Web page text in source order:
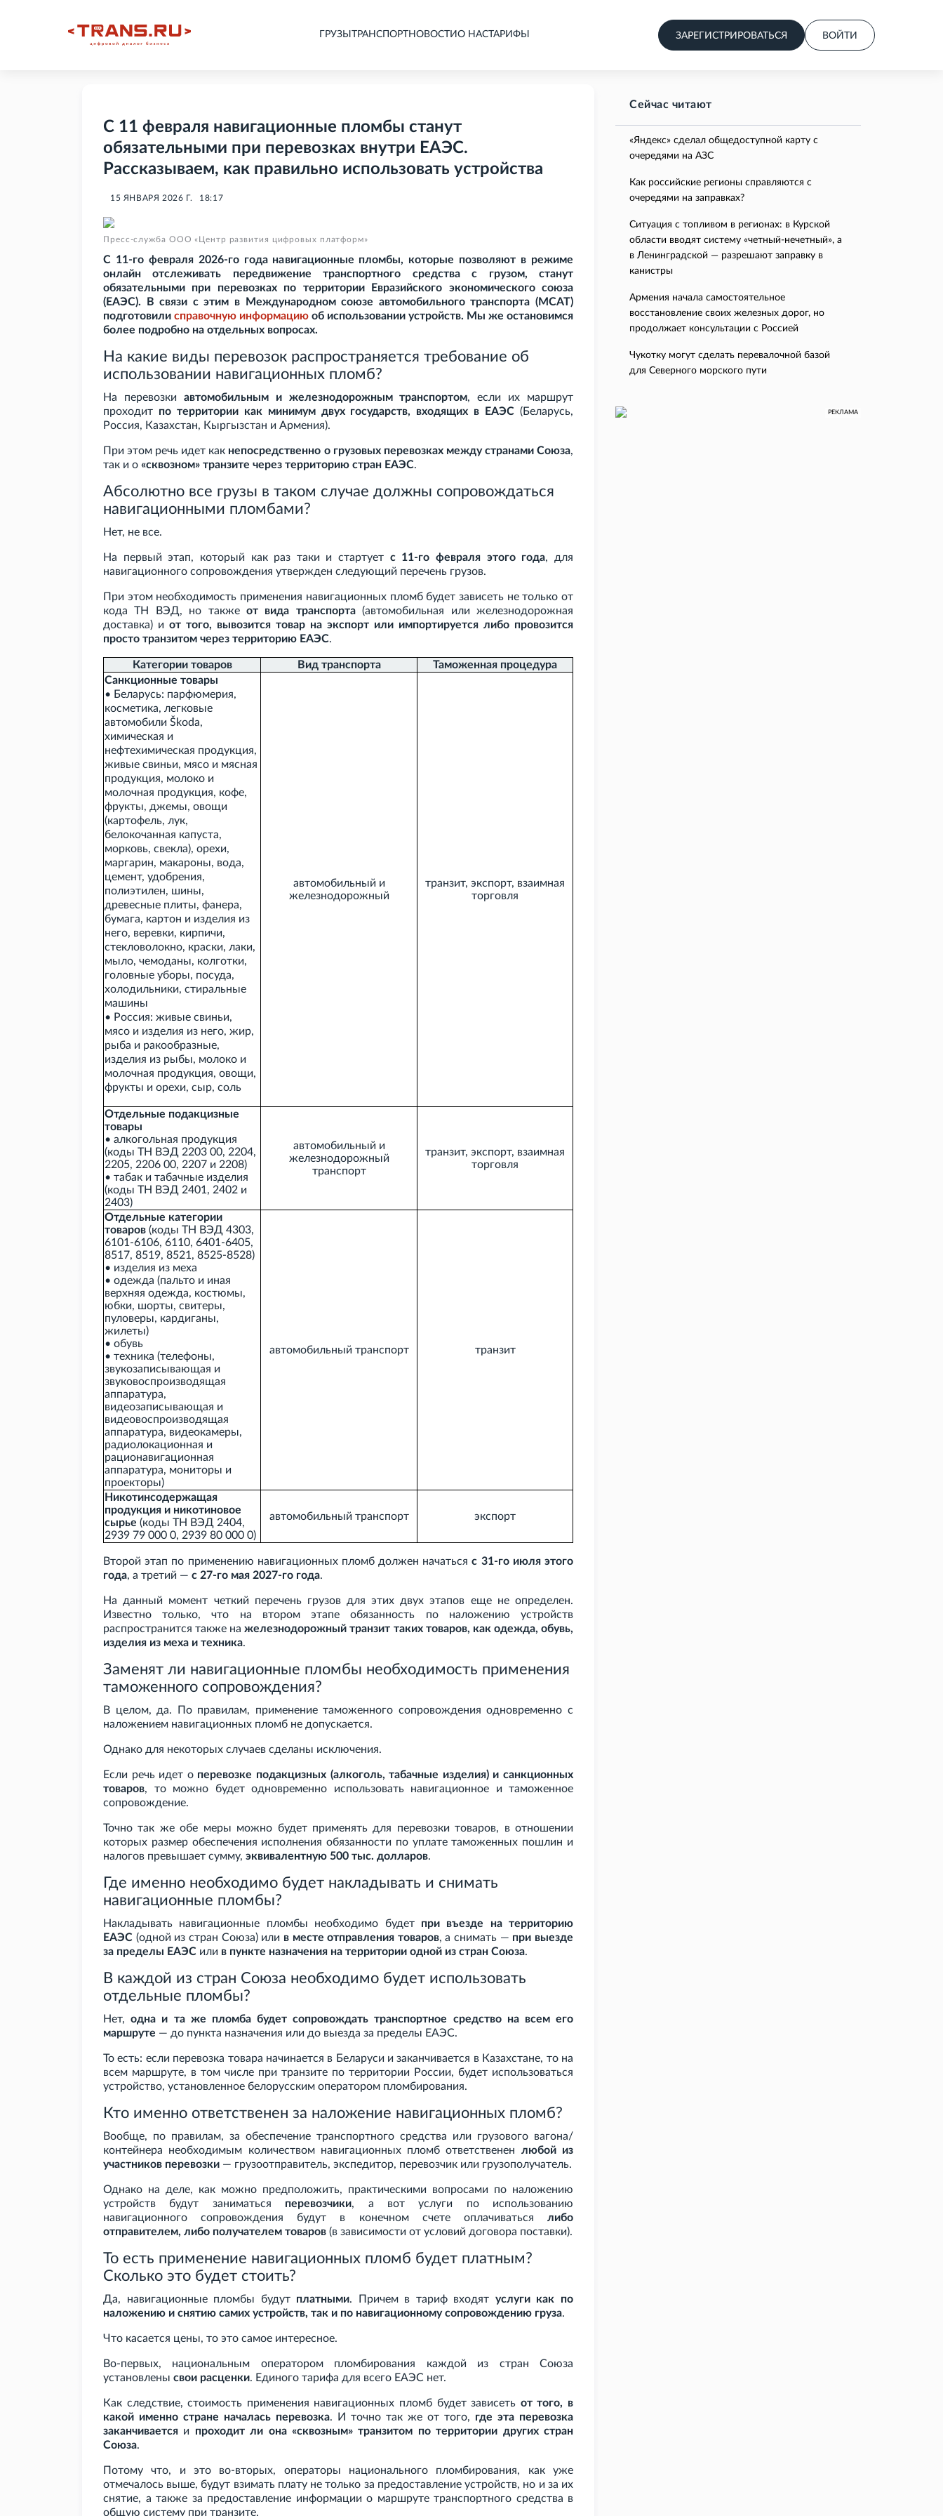
ГРУЗЫ ТРАНСПОРТНОВОСТИ О НАСТАРИФЫ ЗАРЕГИСТРИРОВАТЬСЯ ВОЙТИ
С 11 февраля навигационные пломбы станут
обязательными при перевозках внутри ЕАЭС.
Рассказываем, как правильно использовать устройства
15 ЯНВАРЯ 2026 Г. 18:17
Пресс-служба ООО «Центр развития цифровых платформ»
С 11-го февраля 2026-го года навигационные пломбы, которые позволяют в режиме
онлайн отслеживать передвижение транспортного средства с грузом, станут
обязательными при перевозках по территории Евразийского экономического союза
(ЕАЭС). В связи с этим в Международном союзе автомобильного транспорта (МСАТ)
подготовили справочную информацию об использовании устройств. Мы же остановимся
более подробно на отдельных вопросах.
На какие виды перевозок распространяется требование об
использовании навигационных пломб?
На перевозки автомобильным и железнодорожным транспортом, если их маршрут
проходит по территории как минимум двух государств, входящих в ЕАЭС (Беларусь,
Россия, Казахстан, Кыргызстан и Армения).
При этом речь идет как непосредственно о грузовых перевозках между странами Союза,
так и о «сквозном» транзите через территорию стран ЕАЭС.
Абсолютно все грузы в таком случае должны сопровождаться
навигационными пломбами?
Нет, не все.
На первый этап, который как раз таки и стартует с 11-го февраля этого года, для
навигационного сопровождения утвержден следующий перечень грузов.
При этом необходимость применения навигационных пломб будет зависеть не только от
кода ТН
ВЭД, но такжеот вида транспорта(автомобильная или железнодорожная
доставка) и от того, вывозится товар на экспорт или импортируется либо провозится
просто транзитом через территорию ЕАЭС.
Категории товаров Вид транспорта
Таможенная процедура
Санкционные товары
• Беларусь: парфюмерия,
косметика, легковые
автомобили Škoda,
химическая и
нефтехимическая продукция,
живые свиньи, мясо и мясная
продукция, молоко и
молочная продукция, кофе,
фрукты, джемы, овощи
(картофель, лук,
белокочанная капуста,
морковь, свекла), орехи,
маргарин, макароны, вода,
цемент, удобрения,
полиэтилен, шины,
древесные плиты, фанера,
бумага, картон и изделия из
него, веревки, кирпичи,
стекловолокно, краски, лаки,
мыло, чемоданы, колготки,
головные уборы, посуда,
холодильники, стиральные
машины
• Россия: живые свиньи,
мясо и изделия из него, жир,
рыба и ракообразные,
изделия из рыбы, молоко и
молочная продукция, овощи,
фрукты и орехи, сыр, соль
автомобильный и
железнодорожный
транзит, экспорт, взаимная
торговля
Отдельные подакцизные
товары
• алкогольная продукция
(коды ТН ВЭД 2203 00, 2204,
2205, 2206 00, 2207 и 2208)
• табак и табачные изделия
(коды ТН ВЭД 2401, 2402 и
2403)
автомобильный и
железнодорожный
транспорт
транзит, экспорт, взаимная
торговля
Отдельные категории
товаров (коды ТН ВЭД 4303,
6101-6106, 6110, 6401-6405,
8517, 8519, 8521, 8525-8528)
• изделия из меха
• одежда (пальто и иная
верхняя одежда, костюмы,
юбки, шорты, свитеры,
пуловеры, кардиганы,
жилеты)
• обувь
• техника (телефоны,
звукозаписывающая и
звуковоспроизводящая
аппаратура,
видеозаписывающая и
видеовоспроизводящая
аппаратура, видеокамеры,
радиолокационная и
рационавигационная
аппаратура, мониторы и
проекторы)
автомобильный транспорт транзит
Никотинсодержащая
продукция и никотиновое
сырье (коды ТН ВЭД 2404,
2939 79 000 0, 2939 80 000 0)
автомобильный транспорт экспорт
Второй этап по применению навигационных пломб должен начатьсяс 31-го июля этого
года, а третий — с 27-го мая 2027-го года.
На данный момент четкий перечень грузов для этих двух этапов еще не определен.
Известно только, что на втором этапе обязанность по наложению устройств
распространится также нажелезнодорожный транзит таких товаров, как одежда, обувь,
изделия из меха и техника.
Заменят ли навигационные пломбы необходимость применения
таможенного сопровождения?
В целом, да. По правилам, применение таможенного сопровождения одновременно с
наложением навигационных пломб не допускается.
Однако для некоторых случаев сделаны исключения.
Если речь идет о перевозке подакцизных (алкоголь, табачные изделия) и санкционных
товаров, то можно будет одновременно использовать навигационное и таможенное
сопровождение.
Точно так же обе меры можно будет применять для перевозки товаров, в отношении
которых размер обеспечения исполнения обязанности по уплате таможенных пошлин и
налогов превышает сумму, эквивалентную 500 тыс. долларов.
Где именно необходимо будет накладывать и снимать
навигационные пломбы?
Накладывать навигационные пломбы необходимо будет при въезде на территорию
ЕАЭС (одной из стран Союза) или в месте отправления товаров, а снимать — при выезде
за пределы ЕАЭС или в пункте назначения на территории одной из стран Союза.
В каждой из стран Союза необходимо будет использовать
отдельные пломбы?
Нет,одна и та же пломба будет сопровождать транспортное средство на всем его
маршруте — до пункта назначения или до выезда за пределы ЕАЭС.
То есть: если перевозка товара начинается в Беларуси и заканчивается в Казахстане, то на
всем маршруте, в том числе при транзите по территории России, будет использоваться
устройство, установленное белорусским оператором пломбирования.
Кто именно ответственен за наложение навигационных пломб?
Вообще, по правилам, за обеспечение транспортного средства или грузового вагона/
контейнера необходимым количеством навигационных пломб ответственен любой из
участников перевозки — грузоотправитель, экспедитор, перевозчик или грузополучатель.
Однако на деле, как можно предположить, практическими вопросами по наложению
устройств будут заниматься перевозчики, а вот услуги по использованию
навигационного сопровождения будут в конечном счете оплачиваться либо
отправителем, либо получателем товаров (в зависимости от условий договора поставки).
То есть применение навигационных пломб будет платным?
Сколько это будет стоить?
Да, навигационные пломбы будут платными. Причем в тариф входят услуги как по
наложению и снятию самих устройств, так и по навигационному сопровождению груза.
Что касается цены, то это самое интересное.
Во-первых, национальным оператором пломбирования каждой из стран Союза
установлены свои расценки. Единого тарифа для всего ЕАЭС нет.
Как следствие, стоимость применения навигационных пломб будет зависеть от того, в
какой именно стране началась перевозка. И точно так же от того, где эта перевозка
заканчивается и проходит ли она «сквозным» транзитом по территории других стран
Союза.
Потому что, и это во-вторых, операторы национального пломбирования, как уже
отмечалось выше, будут взимать плату не только за предоставление устройств, но и за их
снятие, а также за предоставление информации о маршруте транспортного средства в
общую систему при транзите.
Сейчас читают
«Яндекс» сделал общедоступной карту с
очередями на АЗС
Как российские регионы справляются с
очередями на заправках?
Ситуация с топливом в регионах: в Курской
области вводят систему «четный-нечетный», а
в Ленинградской — разрешают заправку в
канистры
Армения начала самостоятельное
восстановление своих железных дорог, но
продолжает консультации с Россией
Чукотку могут сделать перевалочной базой
для Северного морского пути
РЕКЛАМА